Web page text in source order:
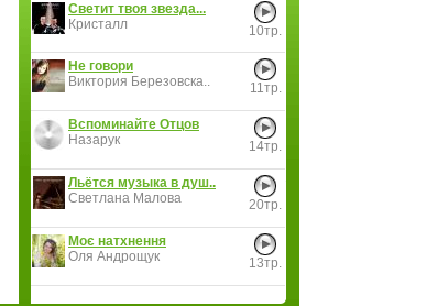
Светит твоя звезда...
Кристалл
10тр.
Не говори
Виктория Березовска..
11тр.
Вспоминайте Отцов
Назарук
14тр.
Льётся музыка в душ..
Светлана Малова
20тр.
Моє натхнення
Оля Андрощук
13тр.